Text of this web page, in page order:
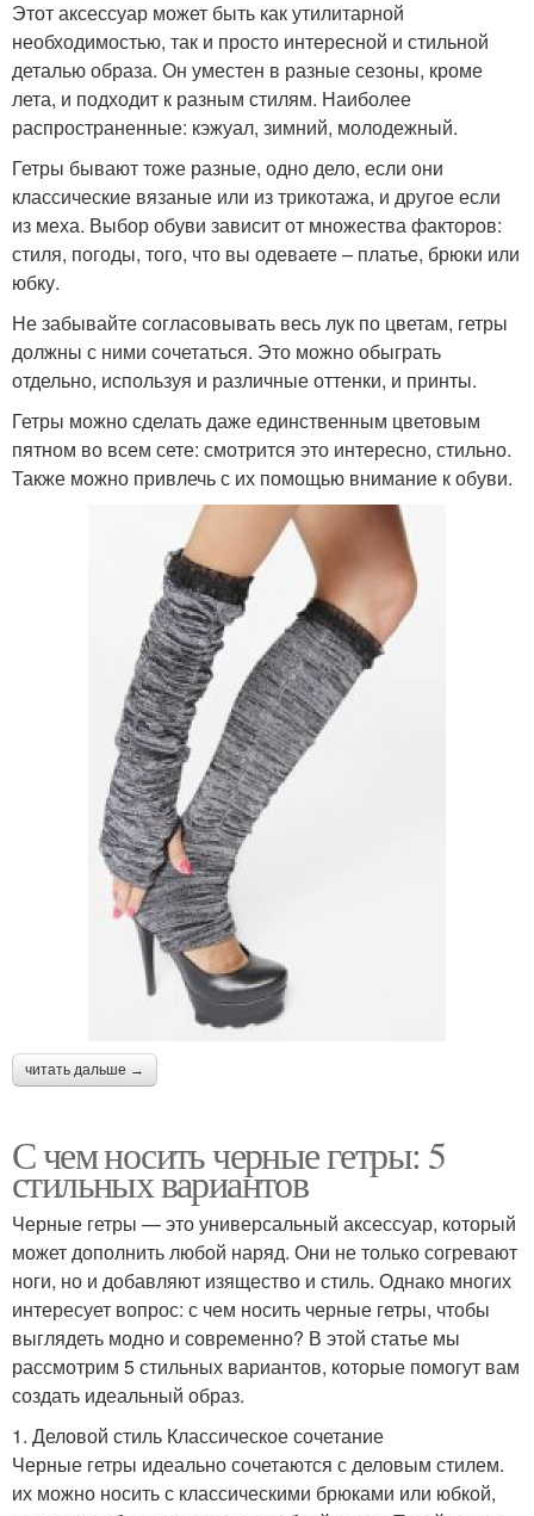
Этот аксессуар может быть как утилитарной
необходимостью, так и просто интересной и стильной
деталью образа. Он уместен в разные сезоны, кроме
лета, и подходит к разным стилям. Наиболее
распространенные: кэжуал, зимний, молодежный.
Гетры бывают тоже разные, одно дело, если они
классические вязаные или из трикотажа, и другое если
из меха. Выбор обуви зависит от множества факторов:
стиля, погоды, того, что вы одеваете – платье, брюки или
юбку.
Не забывайте согласовывать весь лук по цветам, гетры
должны с ними сочетаться. Это можно обыграть
отдельно, используя и различные оттенки, и принты.
Гетры можно сделать даже единственным цветовым
пятном во всем сете: смотрится это интересно, стильно.
Также можно привлечь с их помощью внимание к обуви.
читать дальше →
С чем носить черные гетры: 5
стильных вариантов
Черные гетры — это универсальный аксессуар, который
может дополнить любой наряд. Они не только согревают
ноги, но и добавляют изящество и стиль. Однако многих
интересует вопрос: с чем носить черные гетры, чтобы
выглядеть модно и современно? В этой статье мы
рассмотрим 5 стильных вариантов, которые помогут вам
создать идеальный образ.
1. Деловой стиль Классическое сочетание
Черные гетры идеально сочетаются с деловым стилем.
их можно носить с классическими брюками или юбкой,